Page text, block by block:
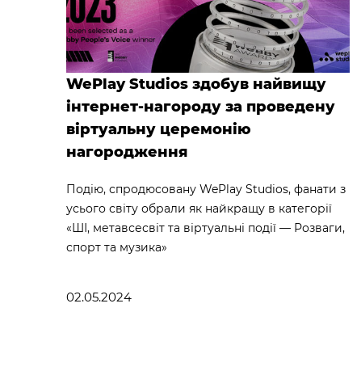
WePlay Studios здобув найвищу
інтернет-нагороду за проведену
віртуальну церемонію
нагородження
Подію, спродюсовану WePlay Studios, фанати з
усього світу обрали як найкращу в категорії
«ШІ, метавсесвіт та віртуальні події — Розваги,
спорт та музика»
02.05.2024